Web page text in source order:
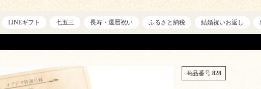
LINEギフト 七五三 長寿・還暦祝い ふるさと納税 結婚祝いお返し
商品番号 828